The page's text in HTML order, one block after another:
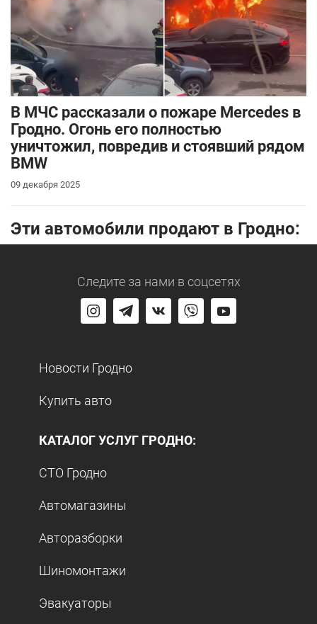
В МЧС рассказали о пожаре Mercedes в
Гродно. Огонь его полностью
уничтожил, повредив и стоявший рядом
BMW
09 декабря 2025
Эти автомобили продают в Гродно:
Следите за нами в соцсетях
Новости Гродно
Купить авто
КАТАЛОГ УСЛУГ ГРОДНО:
СТО Гродно
Автомагазины
Авторазборки
Шиномонтажи
Эвакуаторы